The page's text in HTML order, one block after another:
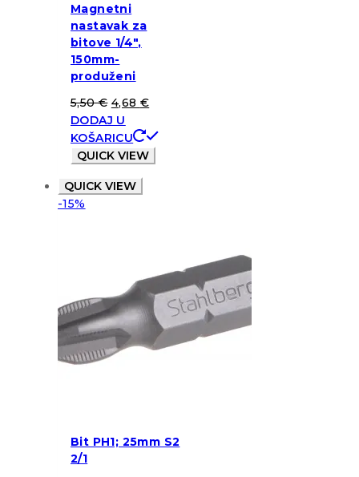
Magnetni
nastavak za
bitove 1/4″,
150mm-
produženi
5,50€ 4,68 €
DODAJ U
KOŠARICU
QUICK VIEW
QUICK VIEW
-15%
Bit PH1; 25mm S2
2/1